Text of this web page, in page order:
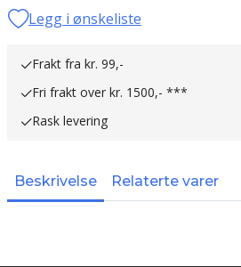
Legg i ønskeliste
Frakt fra kr. 99,-
Fri frakt over kr. 1500,- ***
Rask levering
Beskrivelse Relaterte varer